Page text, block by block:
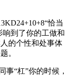
恰当
响到了你的工做和
的个性和处事体
。
“杠”你的时候，